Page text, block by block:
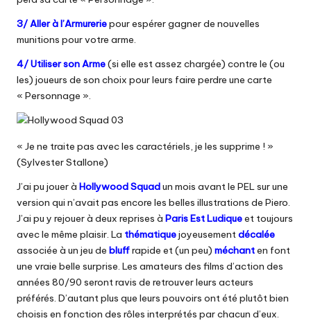
3/ Aller à l’Armureriepour espérer gagner de nouvelles
munitions pour votre arme.
4/ Utiliser son Arme(si elle est assez chargée) contre le (ou
les) joueurs de son choix pour leurs faire perdre une carte
« Personnage ».
« Je ne traite pas avec les caractériels, je les supprime ! »
(Sylvester Stallone)
J’ai pu jouer à Hollywood Squadun mois avant le PEL sur une
version qui n’avait pas encore les belles illustrations de Piero.
J’ai pu y rejouer à deux reprises à Paris Est Ludiqueet toujours
avec le même plaisir. La thématiquejoyeusementdécalée
associée à un jeu de bluffrapide et (un peu) méchanten font
une vraie belle surprise. Les amateurs des films d’action des
années 80/90 seront ravis de retrouver leurs acteurs
préférés. D’autant plus que leurs pouvoirs ont été plutôt bien
choisis en fonction des rôles interprétés par chacun d’eux.